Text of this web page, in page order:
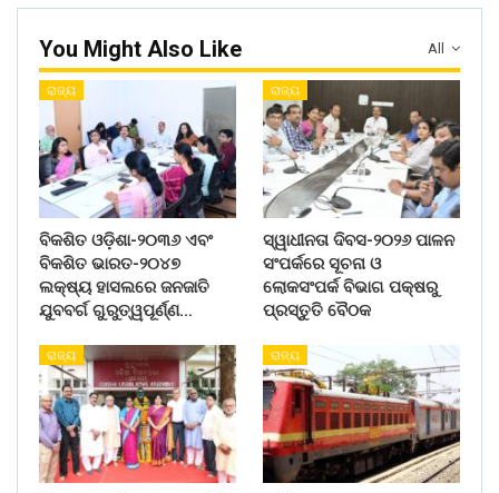
All
You Might Also Like
ରାଜ୍ୟ
ବିକଶିତ ଓଡ଼ିଶା-୨୦୩୬ ଏବଂ
ବିକଶିତ ଭାରତ-୨୦୪୭
ଲକ୍ଷ୍ୟ ହାସଲରେ ଜନଜାତି
ଯୁବବର୍ଗ ଗୁରୁତ୍ୱପୂର୍ଣ୍ଣ…
ରାଜ୍ୟ
ସ୍ୱାଧୀନତା ଦିବସ-୨୦୨୬ ପାଳନ
ସଂପର୍କରେ ସୂଚନା ଓ
ଲୋକସଂପର୍କ ବିଭାଗ ପକ୍ଷରୁ
ପ୍ରସ୍ତୁତି ବୈଠକ
ରାଜ୍ୟ ରାଜ୍ୟ